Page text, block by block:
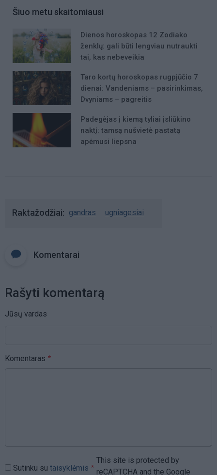
Šiuo metu skaitomiausi
Dienos horoskopas 12 Zodiako
ženklų: gali būti lengviau nutraukti
tai, kas nebeveikia
Taro kortų horoskopas rugpjūčio 7
dienai: Vandeniams – pasirinkimas,
Dvyniams – pagreitis
Padegėjas į kiemą tyliai įsliūkino
naktį: tamsą nušvietė pastatą
apėmusi liepsna
Raktažodžiai gandras ugniagesiai
Komentarai
Rašyti komentarą
Jūsų vardas
Komentaras
Sutinku su taisyklėmis
This site is protected by
reCAPTCHA and the Google